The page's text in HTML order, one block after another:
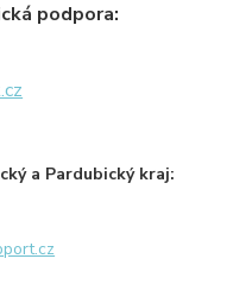
podpora:
a Pardubický kraj: